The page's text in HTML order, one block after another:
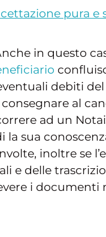
pura e
in questo
debiti
al
ad un
la sua
inoltre se
e delle
i documenti